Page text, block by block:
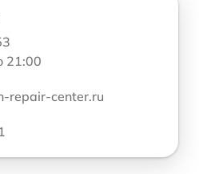
21:00
repair-center.ru